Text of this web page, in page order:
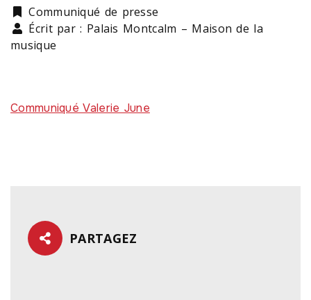
Catégorie
Communiqué de presse
Écrit par : Palais Montcalm – Maison de la
musique
Communiqué Valerie June
PARTAGEZ